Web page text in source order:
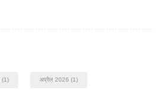
(1) अप्रैल 2026 (1)